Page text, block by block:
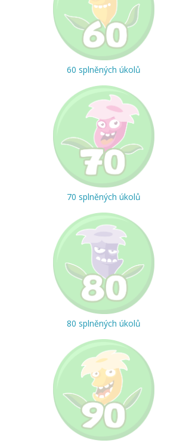
60 splněných úkolů
70 splněných úkolů
80 splněných úkolů